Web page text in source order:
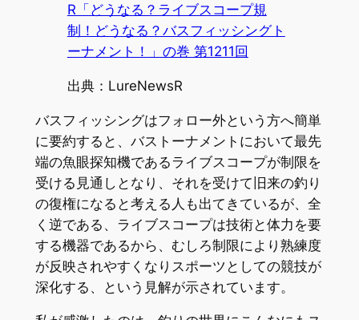
R「どうなる？ライブスコープ規
制！どうなる？バスフィッシングト
ーナメント！」の巻 第1211回
出典：LureNewsR
バスフィッシングはフォロー外という方へ簡単
に要約すると、バストーナメントにおいて最先
端の魚眼探知機であるライブスコープが制限を
受ける見通しとなり、それを受けて旧来の釣り
の復権になると考える人も出てきているが、全
く逆である、ライブスコープは技術と体力を要
する機器であるから、むしろ制限により熟練度
が反映されやすくなりスポーツとしての競技が
深化する、という見解が示されています。